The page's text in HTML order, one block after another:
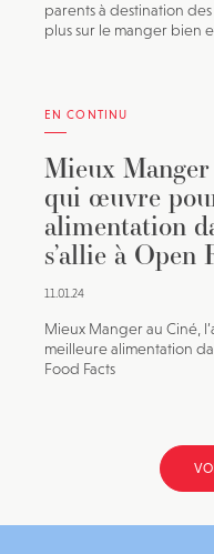
parents à destination
plus sur le manger bien
EN CONTINU
Mieux Manger
qui œuvre
alimentation
s’allie à Open
11.01.24
Mieux Manger au Ciné,
meilleure alimentation
Food Facts